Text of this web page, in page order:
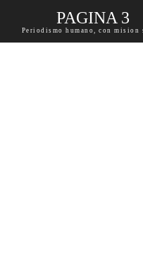
PAGINA 3
Periodismo humano, con mision